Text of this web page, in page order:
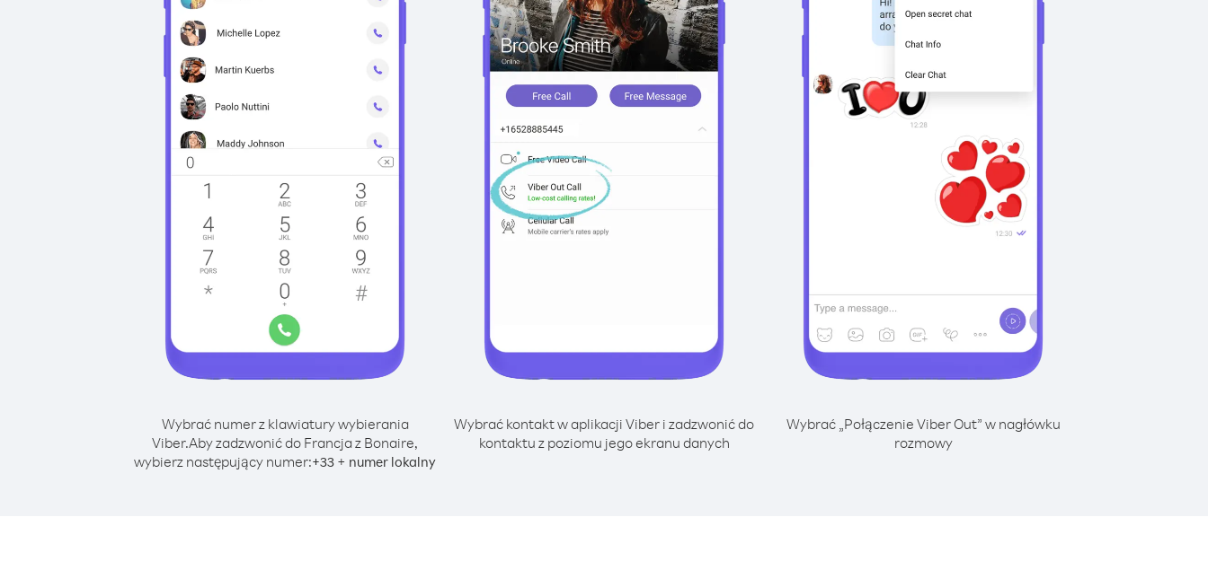
Wybrać numer z klawiatury wybierania
Viber.Aby zadzwonić do Francja z Bonaire,
wybierz następujący numer:+33 + numer lokalny
Wybrać kontakt w aplikacji Viber i zadzwonić do
kontaktu z poziomu jego ekranu danych
Wybrać „Połączenie Viber Out” w nagłówku
rozmowy